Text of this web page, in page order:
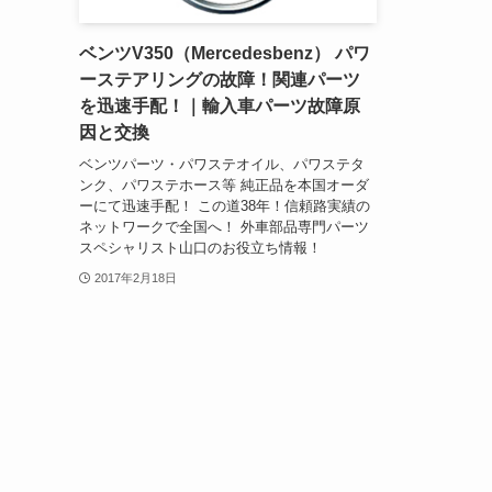
ベンツV350（Mercedesbenz） パワ
ーステアリングの故障！関連パーツ
を迅速手配！｜輸入車パーツ故障原
因と交換
ベンツパーツ・パワステオイル、パワステタ
ンク、パワステホース等 純正品を本国オーダ
ーにて迅速手配！ この道38年！信頼路実績の
ネットワークで全国へ！ 外車部品専門パーツ
スペシャリスト山口のお役立ち情報！
2017年2月18日